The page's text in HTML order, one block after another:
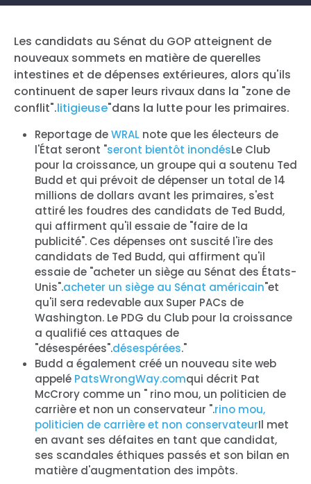
Les candidats au Sénat du GOP atteignent de
nouveaux sommets en matière de querelles
intestines et de dépenses extérieures, alors qu'ils
continuent de saper leurs rivaux dans la "zone de
conflit".litigieuse"dans la lutte pour les primaires.
Reportage deWRAL note que les électeurs de
l'État seront "seront bientôt inondésLe Club
pour la croissance, un groupe qui a soutenu Ted
Budd et qui prévoit de dépenser un total de 14
millions de dollars avant les primaires, s'est
attiré les foudres des candidats de Ted Budd,
qui affirment qu'il essaie de "faire de la
publicité". Ces dépenses ont suscité l'ire des
candidats de Ted Budd, qui affirment qu'il
essaie de "acheter un siège au Sénat des États-
Unis".acheter un siège au Sénat américain"et
qu'il sera redevable aux Super PACs de
Washington. Le PDG du Club pour la croissance
a qualifié ces attaques de
"désespérées".désespérées."
Budd a également créé un nouveau site web
appelé PatsWrongWay.comqui décrit Pat
McCrory comme un " rino mou, un politicien de
carrière et non un conservateur ".rino mou,
politicien de carrière et non conservateurIl met
en avant ses défaites en tant que candidat,
ses scandales éthiques passés et son bilan en
matière d'augmentation des impôts.